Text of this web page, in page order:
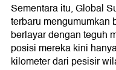
Sementara itu, Global
terbaru mengumumkan
berlayar dengan teguh
posisi mereka kini
kilometer dari pesisir